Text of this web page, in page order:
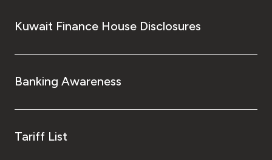
Kuwait Finance House Disclosures
Banking Awareness
Tariff List